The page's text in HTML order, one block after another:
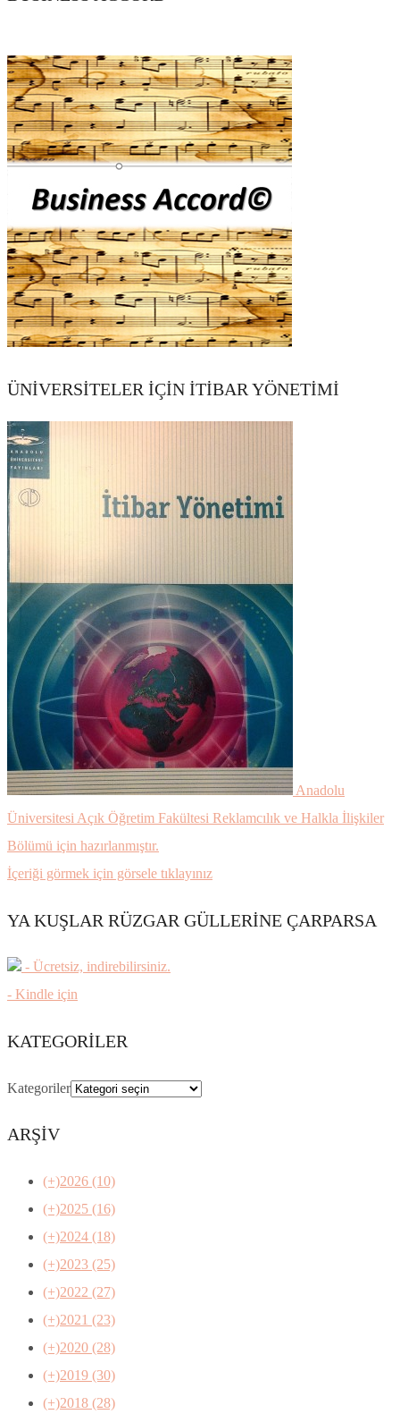
ÜNİVERSİTELER İÇİN İTİBAR YÖNETİMİ
Anadolu
Üniversitesi Açık Öğretim Fakültesi Reklamcılık ve Halkla İlişkiler
Bölümü için hazırlanmıştır.
İçeriği görmek için görsele tıklayınız
YA KUŞLAR RÜZGAR GÜLLERİNE ÇARPARSA
- Ücretsiz, indirebilirsiniz.
- Kindle için
KATEGORILER
Kategoriler
ARŞİV
(+)2026 (10)
(+)2025 (16)
(+)2024 (18)
(+)2023 (25)
(+)2022 (27)
(+)2021 (23)
(+)2020 (28)
(+)2019 (30)
(+)2018 (28)